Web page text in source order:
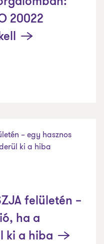
20022
felületén –
ha a
ki a hiba